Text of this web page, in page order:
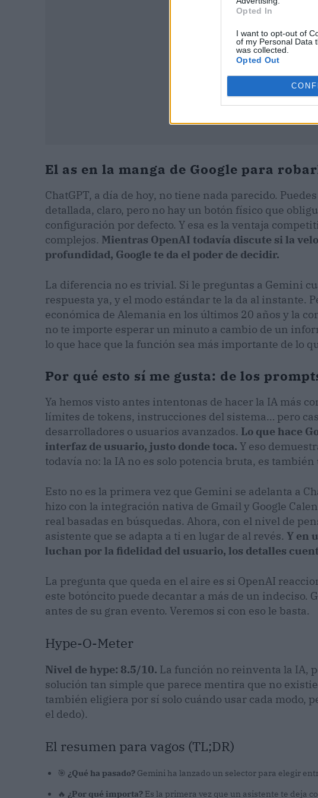
Opted In
I want to opt-out of
of my Personal Data
was collected.
Opted Out
El as en la manga de Google para
ChatGPT, a día de hoy, no tiene nada parecido.
detallada, claro, pero no hay un botón físico que
configuración por defecto. Y esa es la ventaja
complejos. Mientras OpenAI todavía discute si la
profundidad, Google te da el poder de decidir.
La diferencia no es trivial. Si le preguntas a Gemini
respuesta ya, y el modo estándar te la da al instante.
económica de Alemania en los últimos 20 años y la
no te importe esperar un minuto a cambio de un
lo que hace que la función sea más importante de lo
Por qué esto sí me gusta: de los
Ya hemos visto antes intentonas de hacer la IA más
límites de tokens, instrucciones del sistema… pero
desarrolladores o usuarios avanzados. Lo que hace
interfaz de usuario, justo donde toca. Y eso
todavía no: la IA no es solo potencia bruta, es
Esto no es la primera vez que Gemini se adelanta a
hizo con la integración nativa de Gmail y Google
real basadas en búsquedas. Ahora, con el nivel de
asistente que se adapta a ti en lugar de al revés. Y en
luchan por la fidelidad del usuario, los detalles
La pregunta que queda en el aire es si OpenAI
este botóncito puede decantar a más de un indeciso.
antes de su gran evento. Veremos si con eso le basta.
Hype-O-Meter
Nivel de hype: 8.5/10. La función no reinventa la IA,
solución tan simple que parece mentira que no
también eligiera por sí solo cuándo usar cada modo,
el dedo).
El resumen para vagos (TL;DR)
🎯 ¿Qué ha pasado? Gemini ha lanzado un selector para elegir
🔥 ¿Por qué importa? Es la primera vez que un asistente te deja